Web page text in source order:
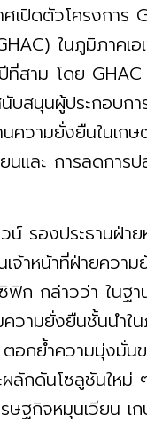
ศเปิดตัวโครงการ
ในภูมิภาคเ
สาม โดย GHAC
บสนุนผู้ประกอบก
ความยั่งยืนในเกษ
นและ การลดการ
น์ รองประธานฝ่า
เจ้าหน้าที่ฝ่ายควา
ฟิก กล่าวว่า ในฐา
วามยั่งยืนชั้นนำใน
อกย้ำความมุ่งมั่นข
ลักดันโซลูชันใหม่
ฐกิจหมุนเวียน เ